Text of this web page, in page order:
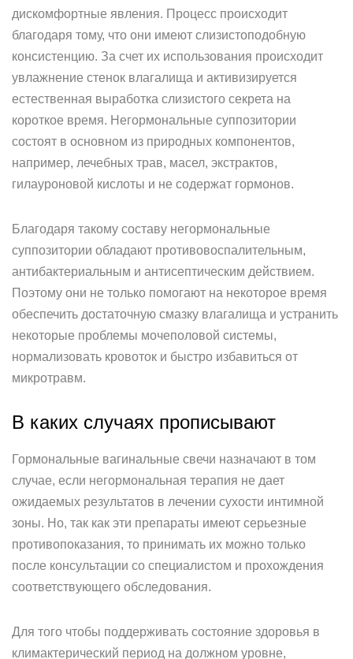
дискомфортные явления. Процесс происходит
благодаря тому, что они имеют слизистоподобную
консистенцию. За счет их использования происходит
увлажнение стенок влагалища и активизируется
естественная выработка слизистого секрета на
короткое время. Негормональные суппозитории
состоят в основном из природных компонентов,
например, лечебных трав, масел, экстрактов,
гилауроновой кислоты и не содержат гормонов.
Благодаря такому составу негормональные
суппозитории обладают противовоспалительным,
антибактериальным и антисептическим действием.
Поэтому они не только помогают на некоторое время
обеспечить достаточную смазку влагалища и устранить
некоторые проблемы мочеполовой системы,
нормализовать кровоток и быстро избавиться от
микротравм.
В каких случаях прописывают
Гормональные вагинальные свечи назначают в том
случае, если негормональная терапия не дает
ожидаемых результатов в лечении сухости интимной
зоны. Но, так как эти препараты имеют серьезные
противопоказания, то принимать их можно только
после консультации со специалистом и прохождения
соответствующего обследования.
Для того чтобы поддерживать состояние здоровья в
климактерический период на должном уровне,